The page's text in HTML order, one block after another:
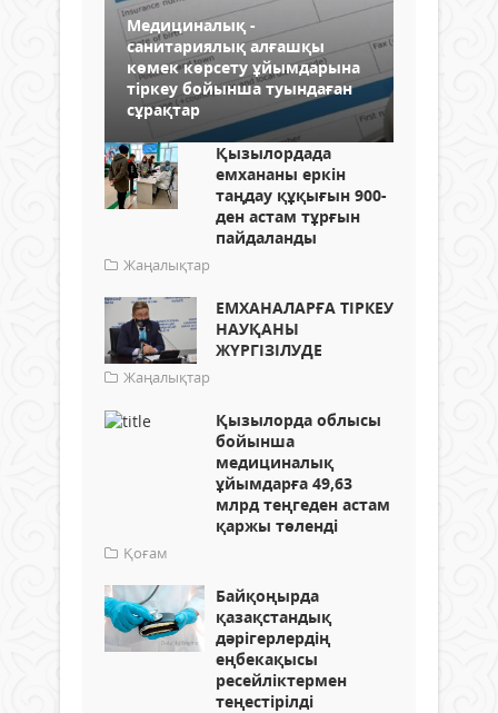
Медициналық -
санитариялық алғашқы
көмек көрсету ұйымдарына
тіркеу бойынша туындаған
сұрақтар
Қызылордада
емхананы еркін
таңдау құқығын 900-
ден астам тұрғын
пайдаланды
Жаңалықтар
ЕМХАНАЛАРҒА ТІРКЕУ
НАУҚАНЫ
ЖҮРГІЗІЛУДЕ
Жаңалықтар
Қызылорда облысы
бойынша
медициналық
ұйымдарға 49,63
млрд теңгеден астам
қаржы төленді
Қоғам
Байқоңырда
қазақстандық
дәрігерлердің
еңбекақысы
ресейліктермен
теңестірілді